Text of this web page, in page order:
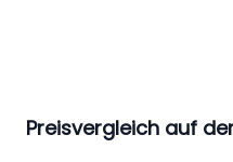
Preisvergleich auf